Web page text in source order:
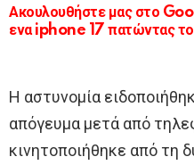
Ακουλουθήστε μας στο
ενα iphone 17 πατώντας το
Η αστυνομία
απόγευμα μετά από
κινητοποιήθηκε από τη